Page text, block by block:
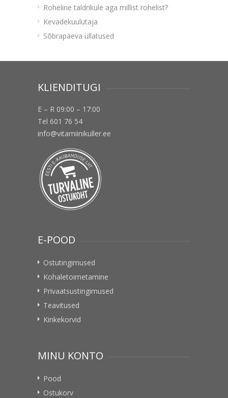
Roheline taldrikule aga millist rohelist?
Kevadekuulutaja
Sõbrapäeva üllatused
KLIENDITUGI
E – R 09:00 – 17:00
Tel 601 76 54
info@vitamiinikuller.ee
E-POOD
Ostutingimused
Kohaletoimetamine
Privaatsustingimused
Teavitused
Kinkekorvid
MINU KONTO
Pood
Ostukorv